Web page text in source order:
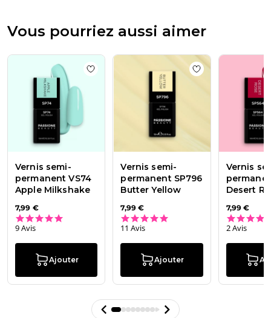
Vous pourriez aussi aimer
Add to wishlist Vernis semi-permanent
Vernis semi-
permanent VS74
Apple Milkshake
7,99 €
9 Avis
Ajouter
Add to wishlist
Vernis semi-
permanent SP796
Butter Yellow
7,99 €
11 Avis
Ajouter
Vernis
Desert
7,99 €
2 Avis